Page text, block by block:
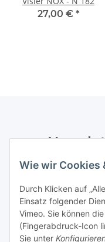
Wie wir Cookies
Durch Klicken auf
Einsatz folgender
Vimeo. Sie können
(Fingerabdruck-Icon
Sie unter
27,00 € *
Bitte senden
Informationen zu
Newsletter Abonnieren